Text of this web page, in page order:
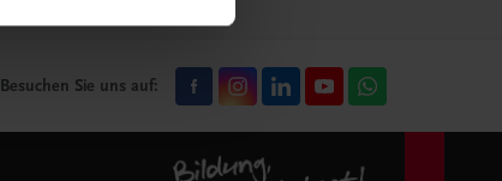
Besuchen Sie uns auf: